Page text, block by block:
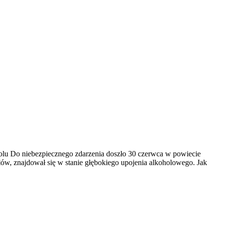
Do niebezpiecznego zdarzenia doszło 30 czerwca w powiecie
znajdował się w stanie głębokiego upojenia alkoholowego. Jak